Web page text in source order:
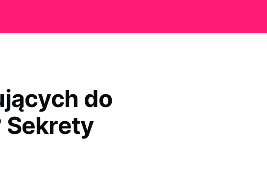
do
Sekrety